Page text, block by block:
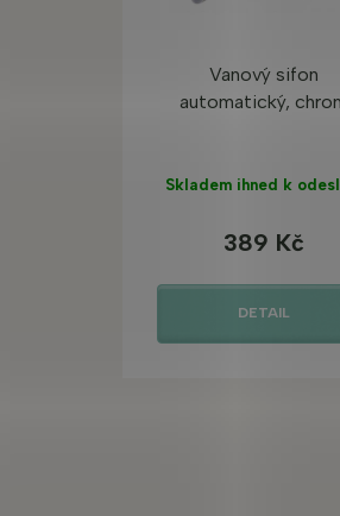
Vanový sifon
automatický,
Skladem ihned k
389 Kč
DETAIL